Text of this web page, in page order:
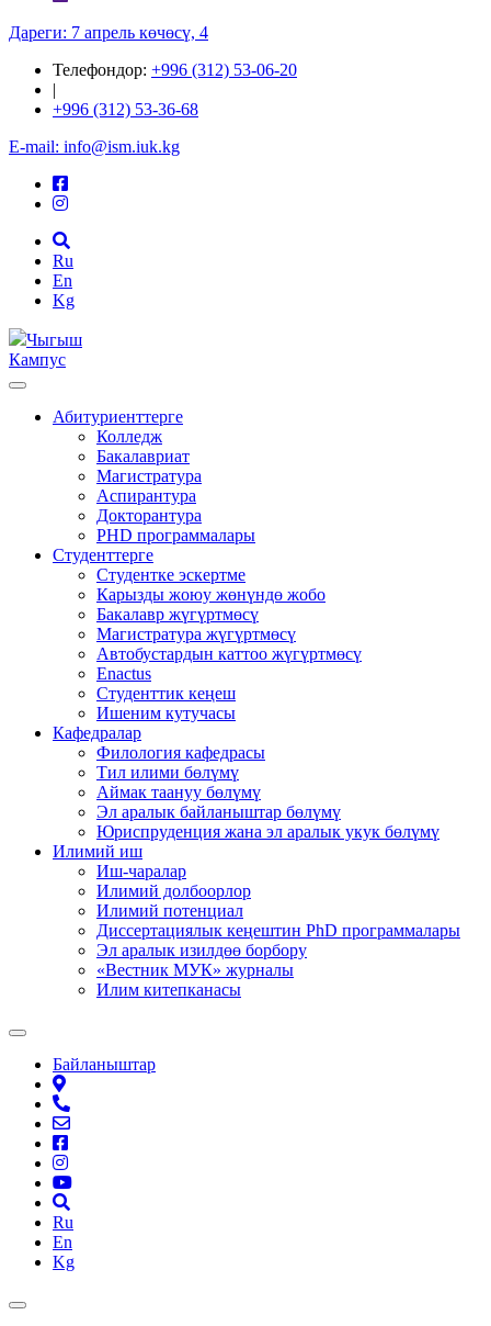
Дареги: 7 апрель көчөсү, 4
Телефондор: +996 (312) 53-06-20
|
+996 (312) 53-36-68
E-mail: info@ism.iuk.kg
Ru
En
Kg
Чыгыш
Кампус
Абитуриенттерге
Колледж
Бакалавриат
Магистратура
Аспирантура
Докторантура
PHD программалары
Студенттерге
Студентке эскертме
Карызды жоюу жөнүндө жобо
Бакалавр жүгүртмөсү
Магистратура жүгүртмөсү
Автобустардын каттоо жүгүртмөсү
Enactus
Студенттик кеңеш
Ишеним кутучасы
Кафедралар
Филология кафедрасы
Тил илими бөлүмү
Аймак таануу бөлүмү
Эл аралык байланыштар бөлүмү
Юриспруденция жана эл аралык укук бөлүмү
Илимий иш
Иш-чаралар
Илимий долбоорлор
Илимий потенциал
Диссертациялык кеңештин PhD программалары
Эл аралык изилдөө борбору
«Вестник МУК» журналы
Илим китепканасы
Байланыштар
Ru
En
Kg